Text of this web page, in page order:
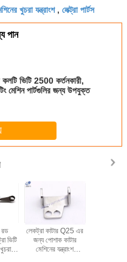
খুচরা যন্ত্রাংশ, লেক্ট্রা পার্টস
পান
ভিটি 2500 কর্তনকারী,
মেশিন পার্টগুলির জন্য উপযুক্ত
রড
ভিটি
লেকট্রা কাটার Q25 এর
জন্য পোশাক কাটার
মেশিনের যন্ত্রাংশ